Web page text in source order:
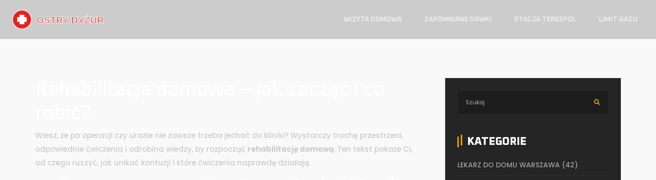
WIZYTA DOMOWA ZAPOMNIANE DAWKI STACJA TERESPOL LIMIT GAZU
Wiesz, że po operacji czy urazie nie zawsze trzeba jechać do kliniki? Wystarczy trochę przestrzeni,
odpowiednie ćwiczenia i odrobina wiedzy, by rozpocząć rehabilitację domową. Ten tekst pokaże Ci,
od czego ruszyć, jak unikać kontuzji i które ćwiczenia naprawdę działają.
KATEGORIE
LEKARZ DO DOMU WARSZAWA (42)